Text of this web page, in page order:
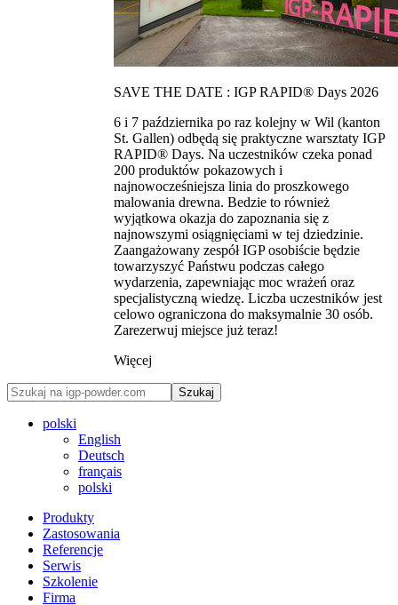
SAVE THE DATE : IGP RAPID® Days 2026
6 i 7 października po raz kolejny w Wil (kanton
St. Gallen) odbędą się praktyczne warsztaty IGP
RAPID® Days. Na uczestników czeka ponad
200 produktów pokazowych i
najnowocześniejsza linia do proszkowego
malowania drewna. Bedzie to również
wyjątkowa okazja do zapoznania się z
najnowszymi osiągnięciami w tej dziedzinie.
Zaangażowany zespół IGP osobiście będzie
towarzyszyć Państwu podczas całego
wydarzenia, zapewniając moc wrażeń oraz
specjalistyczną wiedzę. Liczba uczestników jest
celowo ograniczona do maksymalnie 30 osób.
Zarezerwuj miejsce już teraz!
Więcej
Szukaj
polski
English
Deutsch
français
polski
Produkty
Zastosowania
Referencje
Serwis
Szkolenie
Firma